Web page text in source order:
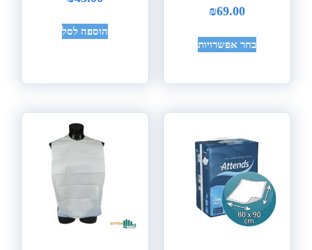
₪69.00
בחר אפשרויות
הוספה לסל